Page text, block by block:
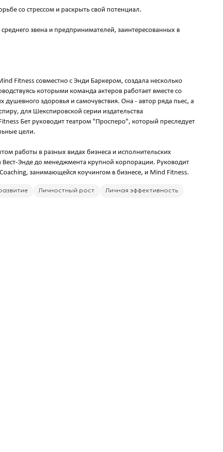
со стрессом и раскрыть свой потенциал.
звена и предпринимателей, заинтересованных в
Fitness совместно с Энди Баркером, создала несколько
которыми команда актеров работает вместе со
здоровья и самочувствия. Она - автор ряда пьес, а
для Шекспировской серии издательства
Бет руководит театром "Просперо", который преследует
цели.
работы в разных видах бизнеса и исполнительских
Вест-Энде до менеджмента крупной корпорации. Руководит
Личностный рост Личная эффективность